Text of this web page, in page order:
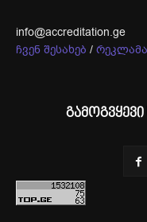
info@accreditation.ge
ჩვენ შესახებ / რეკლამა